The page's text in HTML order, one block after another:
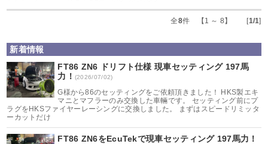
全8件 【1 ～ 8】 [1/1]
新着情報
FT86 ZN6 ドリフト仕様 現車セッティング 197馬
力！ (2026/07/02)
G様から86のセッティングをご依頼頂きました！ HKS製エキ
マニとマフラーのみ交換した車輛です。 セッティング前にプ
ラグをHKSファイヤーレーシングに交換しました。 まずはスピードリミッタ
ーカットだけ
FT86 ZN6をEcuTekで現車セッティング 197馬力！